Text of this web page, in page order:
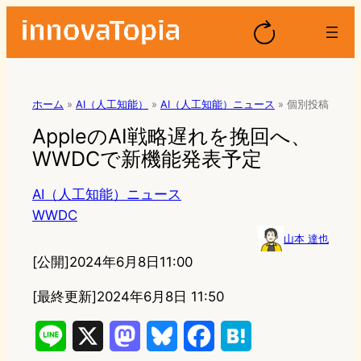
ホーム » AI（人工知能） » AI（人工知能）ニュース » 個別投稿
AppleのAI戦略遅れを挽回へ、
WWDCで新機能発表予定
AI（人工知能）ニュース
WWDC
山本 達也
[公開]2024年6月8日11:00
[最終更新]2024年6月8日 11:50